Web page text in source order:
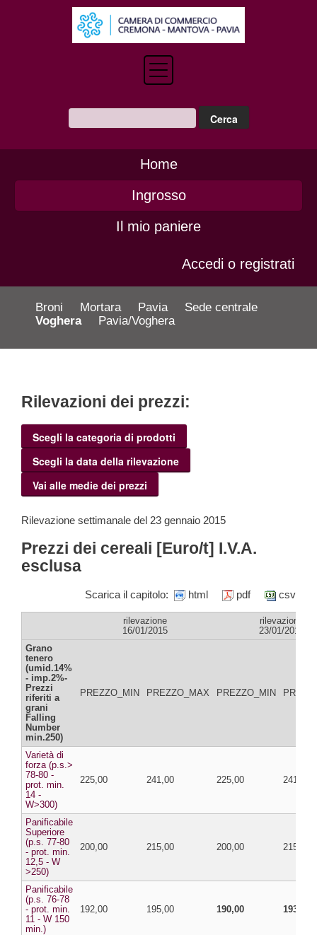
Home
Ingrosso
Il mio paniere
Accedi o registrati
Broni Mortara Pavia
Sede centrale
Voghera
Pavia/Voghera
Rilevazioni dei prezzi:
Scegli la categoria di prodotti
Scegli la data della rilevazione
Vai alle medie dei prezzi
Rilevazione settimanale del 23 gennaio 2015
Prezzi dei cereali [Euro/t] I.V.A.
esclusa
Scarica il capitolo: html pdf csv
rilevazione
16/01/2015
rilevazione
23/01/2015
Grano
tenero
(umid.14%
- imp.2%-
Prezzi
riferiti a
grani
Falling
Number
min.250)
PREZZO_MIN PREZZO_MAX PREZZO_MIN
Varietà di
forza (p.s.>
78-80 -
prot. min.
14 -
W>300)
225,00 241,00 225,00 241,00
Panificabile
Superiore
(p.s. 77-80
- prot. min.
12,5 - W
>250)
200,00 215,00 200,00 215,00
Panificabile
(p.s. 76-78
- prot. min.
11 - W 150
min.)
192,00 195,00 190,00 193,00